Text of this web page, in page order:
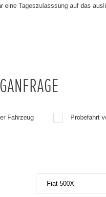
eine Tageszulasssung auf das
Fahrzeug Probefahrt